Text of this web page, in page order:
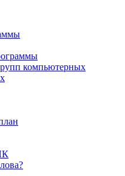
компьютерных